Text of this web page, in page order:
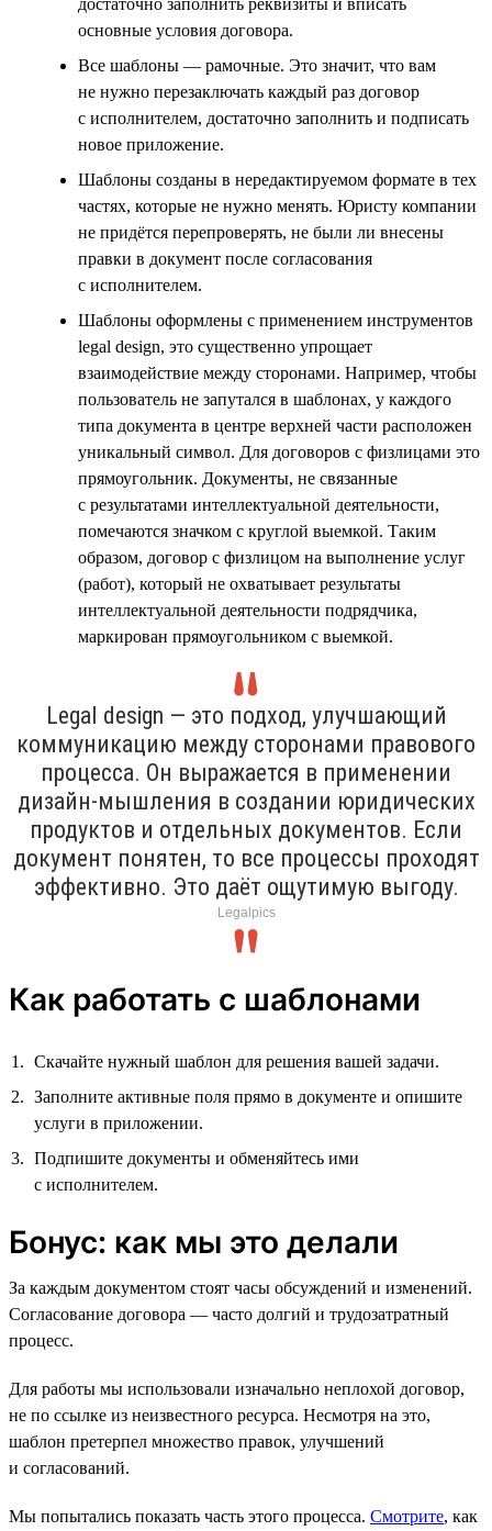
основные условия договора.
Все шаблоны — рамочные. Это значит, что вам
не нужно перезаключать каждый раз договор
с исполнителем, достаточно заполнить и подписать
новое приложение.
Шаблоны созданы в нередактируемом формате в тех
частях, которые не нужно менять. Юристу компании
не придётся перепроверять, не были ли внесены
правки в документ после согласования
с исполнителем.
Шаблоны оформлены с применением инструментов
legal design, это существенно упрощает
взаимодействие между сторонами. Например, чтобы
пользователь не запутался в шаблонах, у каждого
типа документа в центре верхней части расположен
уникальный символ. Для договоров с физлицами это
прямоугольник. Документы, не связанные
с результатами интеллектуальной деятельности,
помечаются значком с круглой выемкой. Таким
образом, договор с физлицом на выполнение услуг
(работ), который не охватывает результаты
интеллектуальной деятельности подрядчика,
маркирован прямоугольником с выемкой.
Legal design — это подход, улучшающий
коммуникацию между сторонами правового
процесса. Он выражается в применении
дизайн-мышления в создании юридических
продуктов и отдельных документов. Если
документ понятен, то все процессы проходят
эффективно. Это даёт ощутимую выгоду.
Legalpics
Как работать с шаблонами
Скачайте нужный шаблон для решения вашей задачи.
Заполните активные поля прямо в документе и опишите
услуги в приложении.
Подпишите документы и обменяйтесь ими
с исполнителем.
Бонус: как мы это делали
За каждым документом стоят часы обсуждений и изменений.
Согласование договора — часто долгий и трудозатратный
процесс.
Для работы мы использовали изначально неплохой договор,
не по ссылке из неизвестного ресурса. Несмотря на это,
шаблон претерпел множество правок, улучшений
и согласований.
Мы попытались показать часть этого процесса. Смотрите, как